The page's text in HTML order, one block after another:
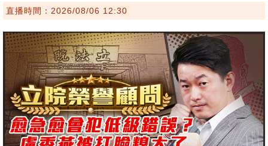
直播時間：2026/08/06 12:30